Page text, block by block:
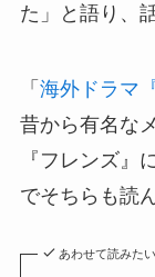
た」と語り、
「 海外ドラマ
昔から有名な
『フレンズ』
でそちらも読
あわせて読みたい